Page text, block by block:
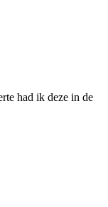
had ik deze in de